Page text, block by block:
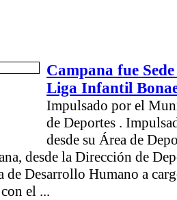
Campana fue
Liga Infantil
Impulsado por el
de Deportes .
desde su Área de
desde la Dirección de
de Desarrollo Humano a
el ...